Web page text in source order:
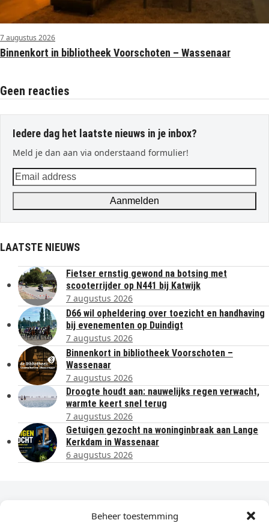
Beheer toestemming
7 augustus 2026
Binnenkort in bibliotheek Voorschoten – Wassenaar
Geen reacties
Iedere dag het laatste nieuws in je inbox?
Meld je dan aan via onderstaand formulier!
Email
address
Aanmelden
LAATSTE NIEUWS
Fietser ernstig gewond na botsing met
scooterrijder op N441 bij Katwijk
7 augustus 2026
D66 wil opheldering over toezicht en handhaving
bij evenementen op Duindigt
7 augustus 2026
Binnenkort in bibliotheek Voorschoten –
Wassenaar
7 augustus 2026
Droogte houdt aan: nauwelijks regen verwacht,
warmte keert snel terug
7 augustus 2026
Getuigen gezocht na woninginbraak aan Lange
Kerkdam in Wassenaar
6 augustus 2026
Dagelijks het laatste nieuws in je e-mail?